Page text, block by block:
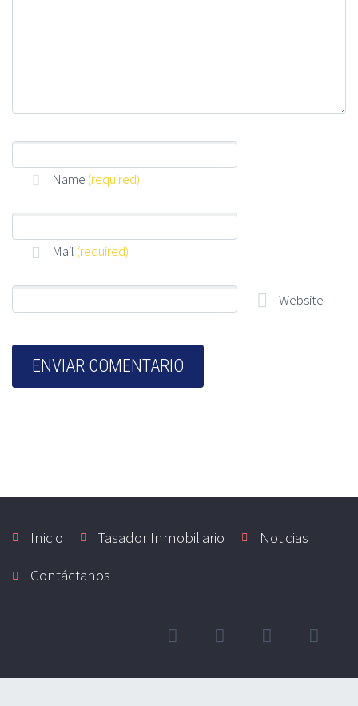
Name (required)
Mail (required)
Website
Inicio Tasador Inmobiliario
Noticias
Contáctanos